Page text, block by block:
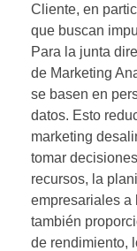
Cliente, en
que buscan
Para la junta
de Marketing
se basen en
datos. Esto
marketing
tomar
recursos, la
empresariales a
también
de rendimiento,